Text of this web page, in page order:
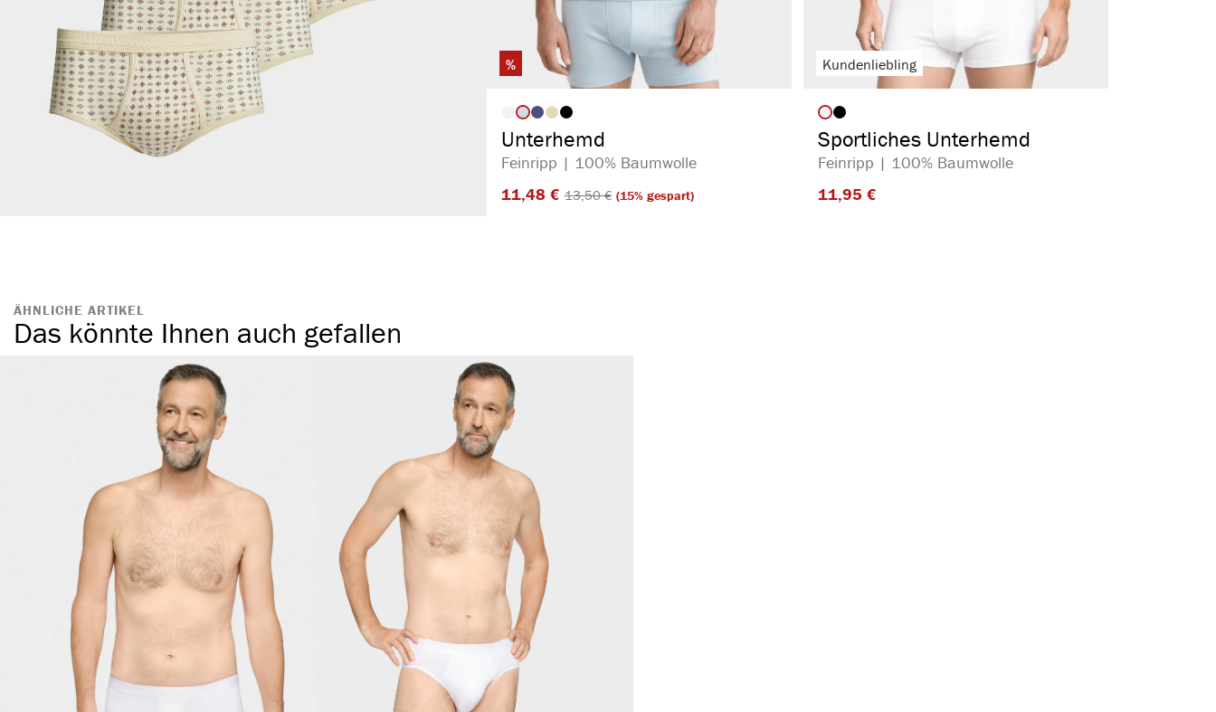
%
Artikelfarbe
Unterhemd
Feinripp | 100% Baumwolle
11,48 €​ 13,50 €​(15% gespart)
Kundenliebling
Artikelfarbe
Sportliches Unterhemd
Feinripp | 100% Baumwolle
11,95 €​
ÄHNLICHE ARTIKEL
Das könnte Ihnen auch gefallen